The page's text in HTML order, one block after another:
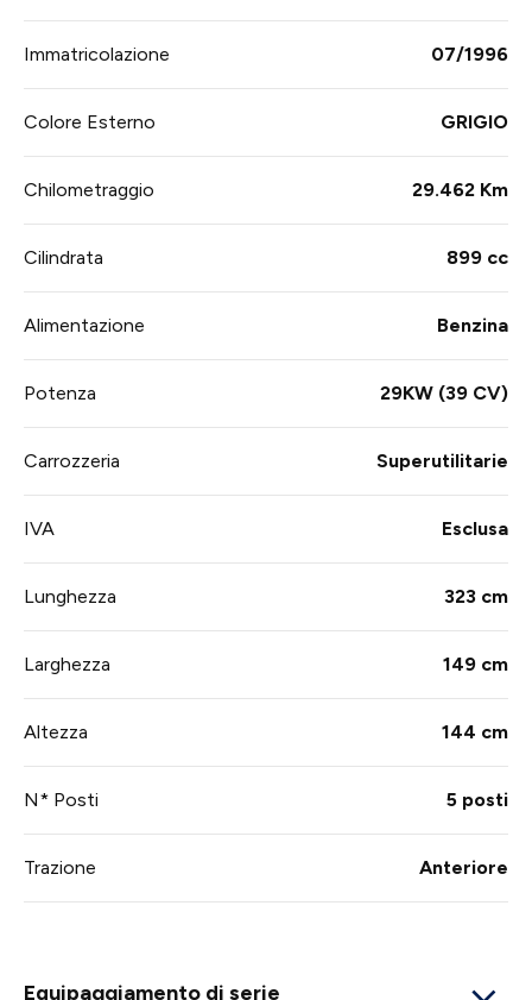
Immatricolazione 07/1996
Colore Esterno GRIGIO
Chilometraggio 29.462 Km
Cilindrata 899 cc
Alimentazione Benzina
Potenza 29KW (39 CV)
Carrozzeria Superutilitarie
IVA Esclusa
Lunghezza 323 cm
Larghezza 149 cm
Altezza 144 cm
N* Posti 5 posti
Trazione Anteriore
Equipaggiamento di serie